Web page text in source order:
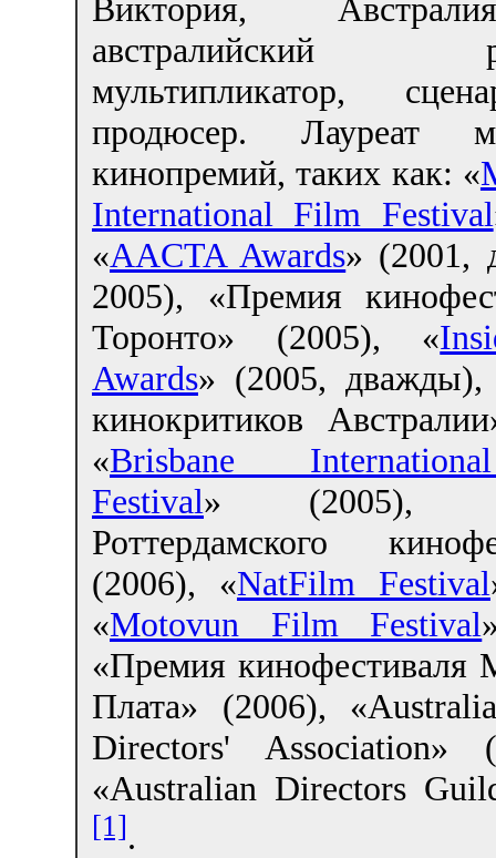
Виктория,
австралийский
мультипликатор,
продюсер. Лауреат
кинопремий, таких как: «
International Film Festival
«AACTA Awards» (2001,
2005), «Премия
Торонто» (2005), «
Awards» (2005, дважды),
кинокритиков
«Brisbane
Festival» (2005),
Роттердамского
(2006), «NatFilm Festival
«Motovun Film Festival
«Премия кинофестиваля
Плата» (2006),
Directors' Association»
«Australian Directors
[1].